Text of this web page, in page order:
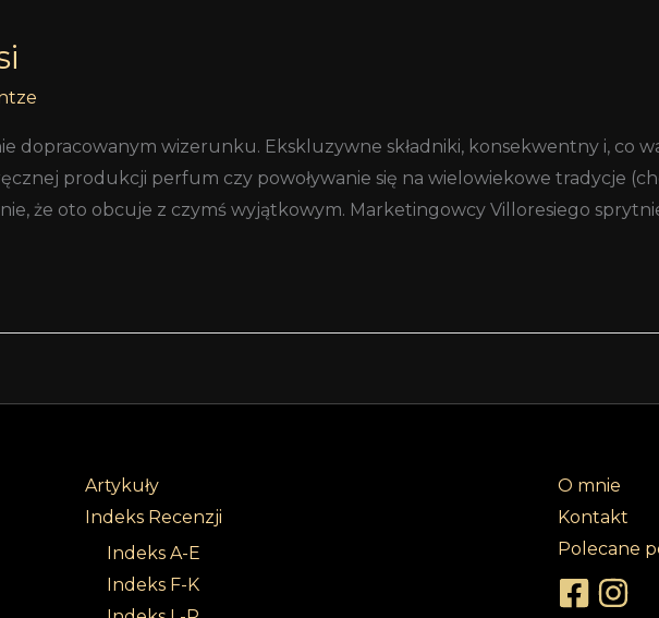
dopracowanym wizerunku. Ekskluzywne składniki, konsekwentny i, co
produkcji perfum czy powoływanie się na wielowiekowe tradycje
że oto obcuje z czymś wyjątkowym. Marketingowcy Villoresiego
Artykuły
Indeks Recenzji
Indeks A-E
Indeks F-K
O mnie
Kontakt
Polecane